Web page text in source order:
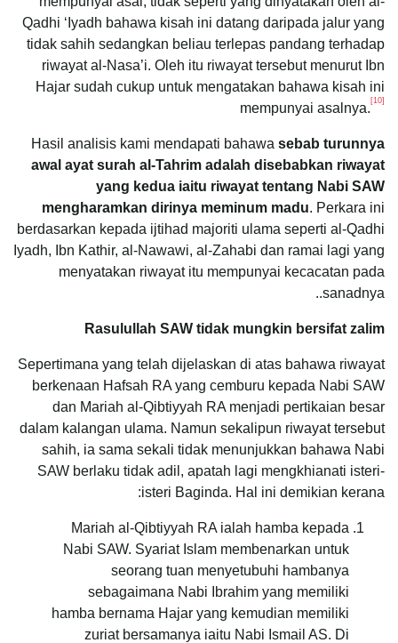
Qadhi ‘Iyadh bahawa kisah ini datang daripada jalur yang
tidak sahih sedangkan beliau terlepas pandang terhadap
riwayat al-Nasa’i. Oleh itu riwayat tersebut menurut Ibn
Hajar sudah cukup untuk mengatakan bahawa kisah ini
mempunyai asalnya. [10]
Hasil analisis kami mendapati bahawa sebab turunnya
awal ayat surah al-Tahrim adalah disebabkan riwayat
yang kedua iaitu riwayat tentang Nabi SAW
mengharamkan dirinya meminum madu. Perkara ini
berdasarkan kepada ijtihad majoriti ulama seperti al-Qadhi
Iyadh, Ibn Kathir, al-Nawawi, al-Zahabi dan ramai lagi yang
menyatakan riwayat itu mempunyai kecacatan pada
sanadnya..
Rasulullah SAW tidak mungkin bersifat zalim
Sepertimana yang telah dijelaskan di atas bahawa riwayat
berkenaan Hafsah RA yang cemburu kepada Nabi SAW
dan Mariah al-Qibtiyyah RA menjadi pertikaian besar
dalam kalangan ulama. Namun sekalipun riwayat tersebut
sahih, ia sama sekali tidak menunjukkan bahawa Nabi
SAW berlaku tidak adil, apatah lagi mengkhianati isteri-
isteri Baginda. Hal ini demikian kerana:
Mariah al-Qibtiyyah RA ialah hamba kepada
Nabi SAW. Syariat Islam membenarkan untuk
seorang tuan menyetubuhi hambanya
sebagaimana Nabi Ibrahim yang memiliki
hamba bernama Hajar yang kemudian memiliki
zuriat bersamanya iaitu Nabi Ismail AS. Di